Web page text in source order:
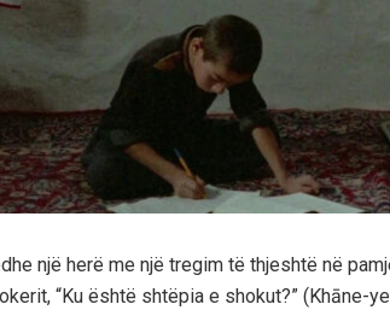
një herë me një tregim të thjeshtë në
“Ku është shtëpia e shokut?” (Khāne-